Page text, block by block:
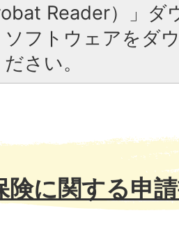
Reader）」ダ
ソフトウェアをダ
さい。
険に関する申